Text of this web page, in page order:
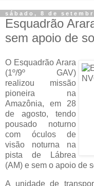
sábado, 8 de
Esquadrão
sem apoio de
O Esquadrão Arara
(1º/9º GAV)
realizou missão
pioneira na
Amazônia, em 28
de agosto, tendo
pousado noturno
com óculos de
visão noturna na
pista de Lábrea
(AM) e sem o apoio de
A unidade de